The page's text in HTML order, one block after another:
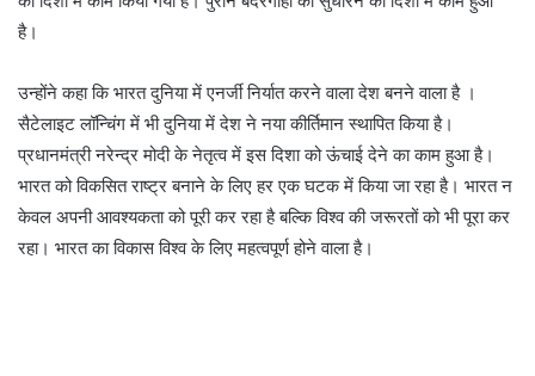
है।
उन्होंने कहा कि भारत दुनिया में एनर्जी निर्यात करने वाला देश बनने वाला है ।
सैटेलाइट लॉन्चिंग में भी दुनिया में देश ने नया कीर्तिमान स्थापित किया है।
प्रधानमंत्री नरेन्द्र मोदी के नेतृत्व में इस दिशा को ऊंचाई देने का काम हुआ है।
भारत को विकसित राष्ट्र बनाने के लिए हर एक घटक में किया जा रहा है। भारत न
केवल अपनी आवश्यकता को पूरी कर रहा है बल्कि विश्व की जरूरतों को भी पूरा कर
रहा। भारत का विकास विश्व के लिए महत्वपूर्ण होने वाला है।